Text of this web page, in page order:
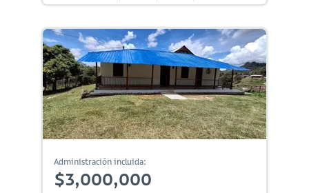
Administración incluida:
$3,000,000